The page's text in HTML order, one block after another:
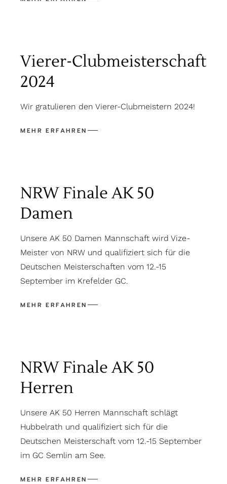
Vierer-Clubmeisterschaft
2024
Wir gratulieren den Vierer-Clubmeistern 2024!
NRW Finale AK 50
Damen
Unsere AK 50 Damen Mannschaft wird Vize-
Meister von NRW und qualifiziert sich für die
Deutschen Meisterschaften vom 12.-15
September im Krefelder GC.
NRW Finale AK 50
Herren
Unsere AK 50 Herren Mannschaft schlägt
Hubbelrath und qualifiziert sich für die
Deutschen Meisterschaft vom 12.-15 September
im GC Semlin am See.